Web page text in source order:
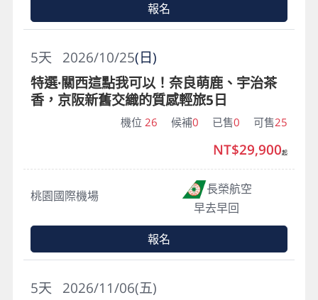
報名
2026/10/25(日)
5天
特選·關西這點我可以！奈良萌鹿、宇治茶
香，京阪新舊交織的質感輕旅5日
機位 26 候補0 已售0 可售25
桃園國際機場
長榮航空
早去早回
NT$29,900起
報名
2026/11/06(五)
5天